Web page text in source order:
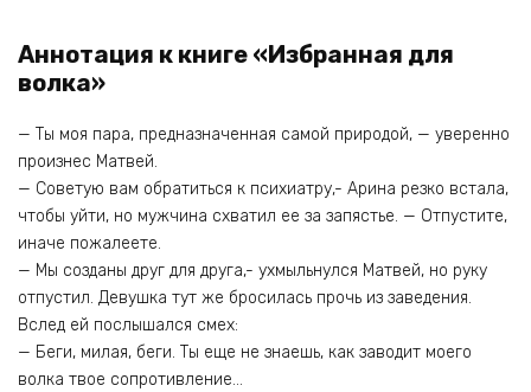
Аннотация к книге «Избранная для
волка»
— Ты моя пара, предназначенная самой природой, — уверенно
произнес Матвей.
— Советую вам обратиться к психиатру,- Арина резко встала,
чтобы уйти, но мужчина схватил ее за запястье. — Отпустите,
иначе пожалеете.
— Мы созданы друг для друга,- ухмыльнулся Матвей, но руку
отпустил. Девушка тут же бросилась прочь из заведения.
Вслед ей послышался смех:
— Беги, милая, беги. Ты еще не знаешь, как заводит моего
волка твое сопротивление…